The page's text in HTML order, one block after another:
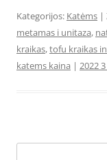
Kategorijos: Katėms |
metamas i unitaza,
kraikas,tofu kraikas
katems kaina | 2022